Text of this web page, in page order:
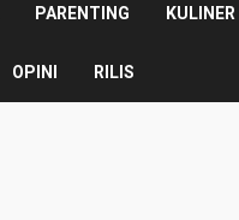
PARENTING KULINER
OPINI RILIS